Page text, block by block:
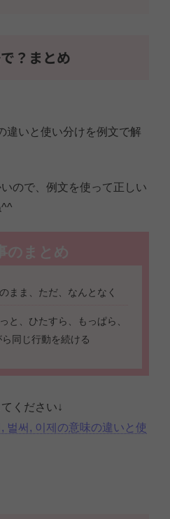
？まとめ
違いと使い分けを例文で解
ので、例文を使って正しい
のまとめ
まま、ただ、なんとなく
と、ひたすら、もっぱら、
同じ行動を続ける
ください↓
벌써, 이제の意味の違いと使